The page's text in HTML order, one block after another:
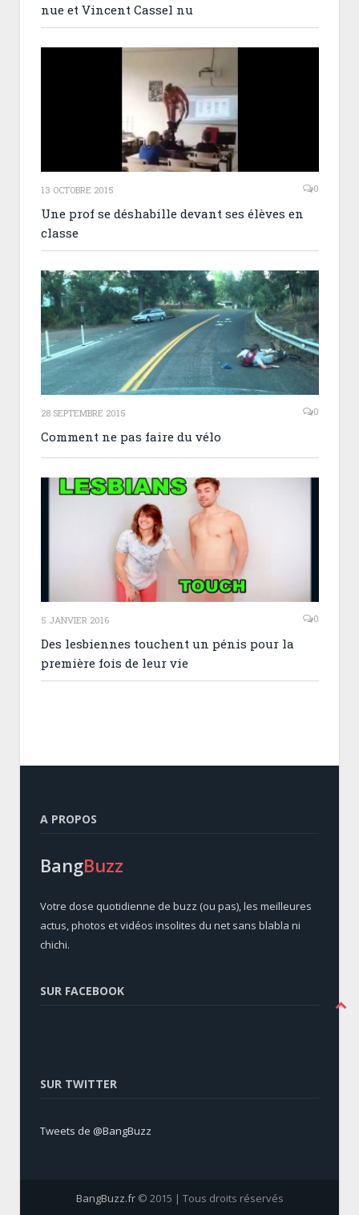
nue et Vincent Cassel nu
13 OCTOBRE 2015 0
Une prof se déshabille devant ses élèves en
classe
28 SEPTEMBRE 2015 0
Comment ne pas faire du vélo
5 JANVIER 2016 0
Des lesbiennes touchent un pénis pour la
première fois de leur vie
A PROPOS
BangBuzz
Votre dose quotidienne de buzz (ou pas), les meilleures
actus, photos et vidéos insolites du net sans blabla ni
chichi.
SUR FACEBOOK
SUR TWITTER
Tweets de @BangBuzz
BangBuzz.fr© 2015 | Tous droits réservés